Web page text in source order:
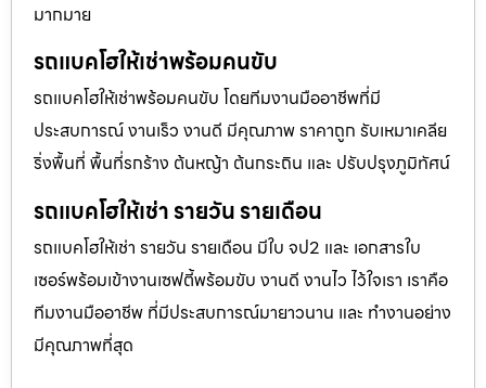
มากมาย
รถแบคโฮให้เช่าพร้อมคนขับ
รถแบคโฮให้เช่าพร้อมคนขับ โดยทีมงานมืออาชีพที่มี
ประสบการณ์ งานเร็ว งานดี มีคุณภาพ ราคาถูก รับเหมาเคลีย
ริ่งพื้นที่ พื้นที่รกร้าง ต้นหญ้า ต้นกระถิน และ ปรับปรุงภูมิทัศน์
รถแบคโฮให้เช่า รายวัน รายเดือน
รถแบคโฮให้เช่า รายวัน รายเดือน มีใบ จป2 และ เอกสารใบ
เซอร์พร้อมเข้างานเซฟตี้พร้อมขับ งานดี งานไว ไว้ใจเรา เราคือ
ทีมงานมืออาชีพ ที่มีประสบการณ์มายาวนาน และ ทำงานอย่าง
มีคุณภาพที่สุด